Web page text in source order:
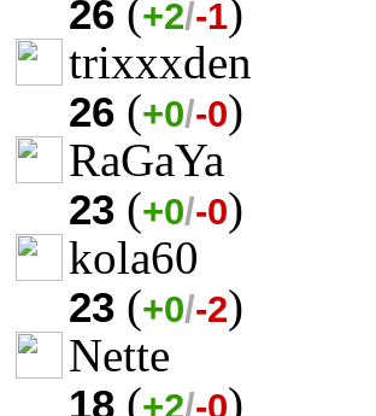
26 (+2/-1)
trixxxden
26 (+0/-0)
RaGaYa
23 (+0/-0)
kola60
23 (+0/-2)
Nette
18 (+2/-0)